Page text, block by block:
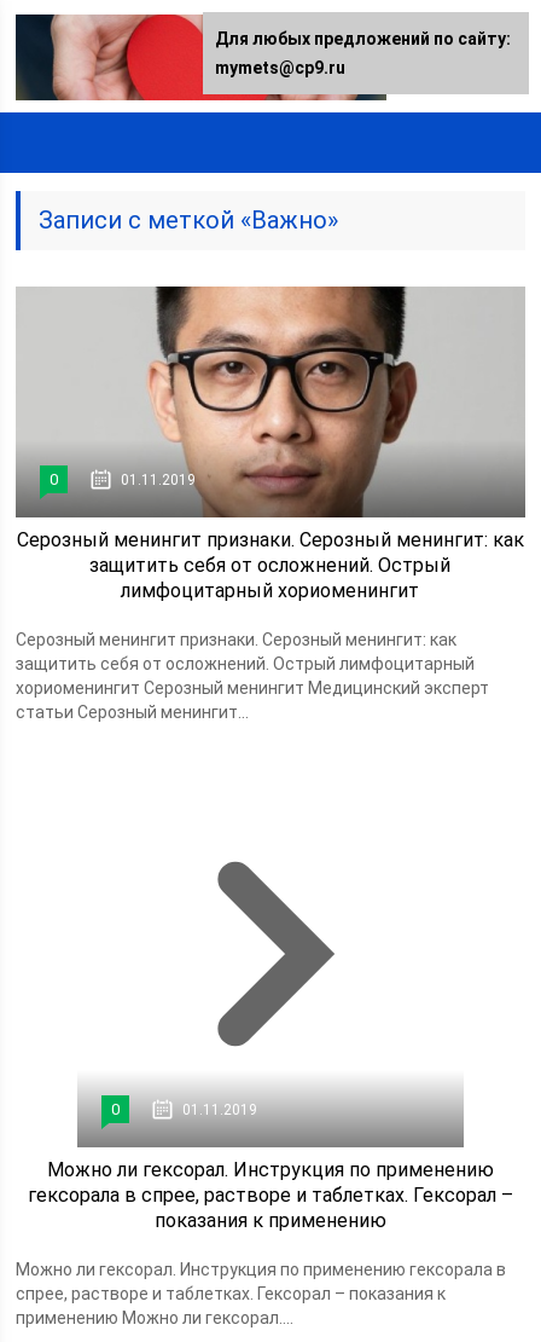
Записи с меткой «Важно»
0 01.11.2019
Серозный менингит признаки. Серозный менингит: как
защитить себя от осложнений. Острый
лимфоцитарный хориоменингит
Серозный менингит признаки. Серозный менингит: как
защитить себя от осложнений. Острый лимфоцитарный
хориоменингит Серозный менингит Медицинский эксперт
статьи Серозный менингит...
0 01.11.2019
Можно ли гексорал. Инструкция по применению
гексорала в спрее, растворе и таблетках. Гексорал –
показания к применению
Можно ли гексорал. Инструкция по применению гексорала в
спрее, растворе и таблетках. Гексорал – показания к
применению Можно ли гексорал....
Для любых предложений по сайту:
mymets@cp9.ru